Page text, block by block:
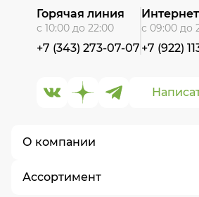
О компании
О нас
Ассортимент
Горячая линия
с 10:00 до 22:00
+7 (343) 273-07-07
с 09:00 до
+7 (922)